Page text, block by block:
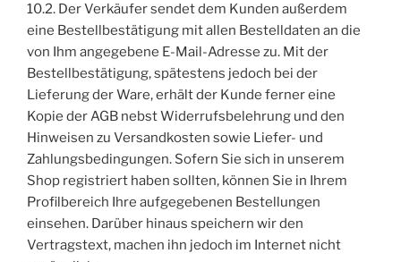
10.2. Der Verkäufer sendet dem Kunden außerdem
eine Bestellbestätigung mit allen Bestelldaten an die
von Ihm angegebene E-Mail-Adresse zu. Mit der
Bestellbestätigung, spätestens jedoch bei der
Lieferung der Ware, erhält der Kunde ferner eine
Kopie der AGB nebst Widerrufsbelehrung und den
Hinweisen zu Versandkosten sowie Liefer- und
Zahlungsbedingungen. Sofern Sie sich in unserem
Shop registriert haben sollten, können Sie in Ihrem
Profilbereich Ihre aufgegebenen Bestellungen
einsehen. Darüber hinaus speichern wir den
Vertragstext, machen ihn jedoch im Internet nicht